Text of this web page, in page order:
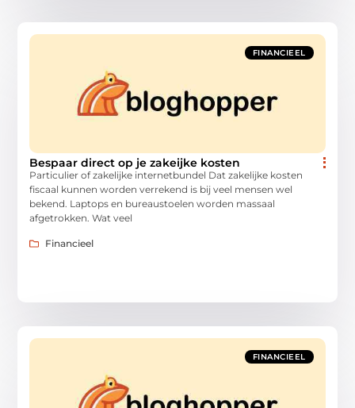
FINANCIEEL
Bespaar direct op je zakeijke kosten
Particulier of zakelijke internetbundel Dat zakelijke kosten
fiscaal kunnen worden verrekend is bij veel mensen wel
bekend. Laptops en bureaustoelen worden massaal
afgetrokken. Wat veel
Financieel
FINANCIEEL